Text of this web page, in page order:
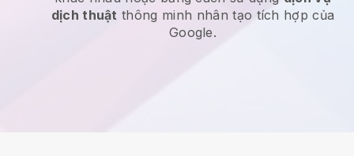
dịch thuật thông minh nhân tạo tích hợp của
Google.